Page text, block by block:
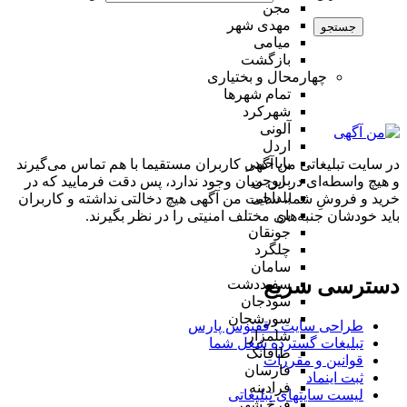
مجن
مهدی شهر
میامی
بازگشت
چهارمحال و بختیاری
تمام شهر‌ها
شهرکرد
آلونی
اردل
باباحیدر
بروجن
بلداجی
بن
جونقان
چلگرد
سامان
سفیددشت
سودجان
سورشجان
شلمزار
طاقانک
فارسان
فرادبنه
جستجو
در سایت تبلیغاتی من آگهی کاربران مستقیما با هم تماس می‌گیرند
و هیچ واسطه‌ای در این میان وجود ندارد، پس دقت فرمایید که در
خرید و فروشِ شما، سایت من آگهی هیچ دخالتی نداشته و کاربران
باید خودشان جنبه‌های مختلف امنیتی را در نظر بگیرند.
دسترسی سریع
طراحی سایت :‌ ققنوس پارس
تبلیغات گسترده شغل شما
قوانین و مقررات
ثبت اینماد
لیست سایتهای تبلیغاتی